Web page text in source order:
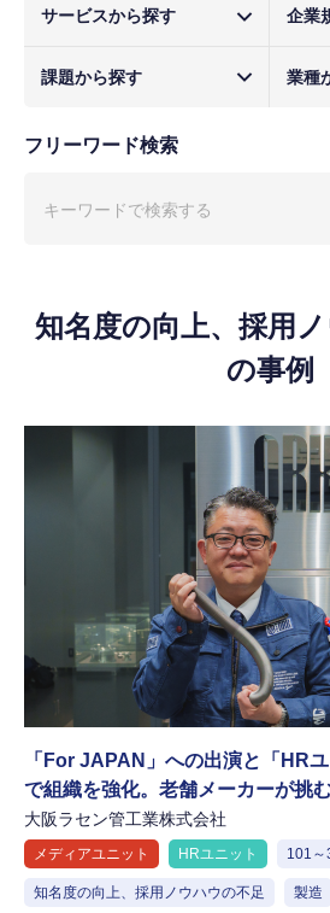
サービスから探す 企業
課題から探す 業種
フリーワード検索
知名度の向上、採用
の事例
「For JAPAN」への出演と「HR
で組織を強化。老舗メーカーが挑
術革新
大阪ラセン管工業株式会社
メディアユニット HRユニット 101～
知名度の向上、採用ノウハウの不足 製造